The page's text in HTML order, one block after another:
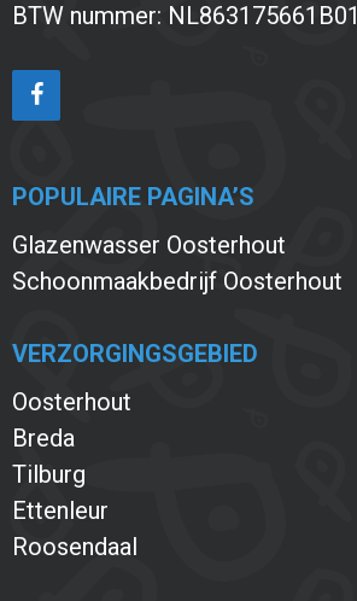
BTW nummer: NL863175661B01
POPULAIRE PAGINA’S
Glazenwasser Oosterhout
Schoonmaakbedrijf Oosterhout
VERZORGINGSGEBIED
Oosterhout
Breda
Tilburg
Ettenleur
Roosendaal